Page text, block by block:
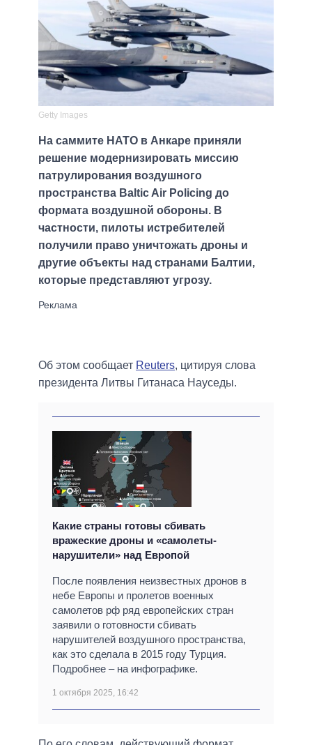
Getty Images
На саммите НАТО в Анкаре приняли
решение модернизировать миссию
патрулирования воздушного
пространства Baltic Air Policing до
формата воздушной обороны. В
частности, пилоты истребителей
получили право уничтожать дроны и
другие объекты над странами Балтии,
которые представляют угрозу.
Об этом сообщает Reuters, цитируя слова
президента Литвы Гитанаса Науседы.
Какие страны готовы сбивать
вражеские дроны и «самолеты-
нарушители» над Европой
После появления неизвестных дронов в
небе Европы и пролетов военных
самолетов рф ряд европейских стран
заявили о готовности сбивать
нарушителей воздушного пространства,
как это сделала в 2015 году Турция.
Подробнее – на инфографике.
1 октября 2025, 16:42